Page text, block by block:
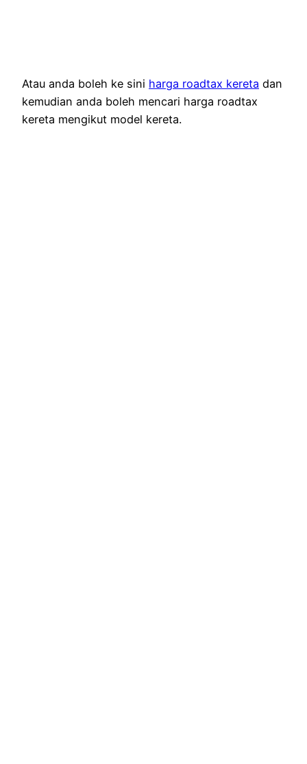
Atau anda boleh ke sini harga roadtax kereta dan
kemudian anda boleh mencari harga roadtax
kereta mengikut model kereta.